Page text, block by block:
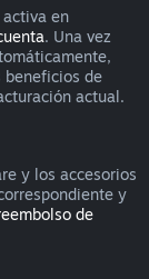
activa en
. Una vez
beneficios de
actual.
y los accesorios
y
de